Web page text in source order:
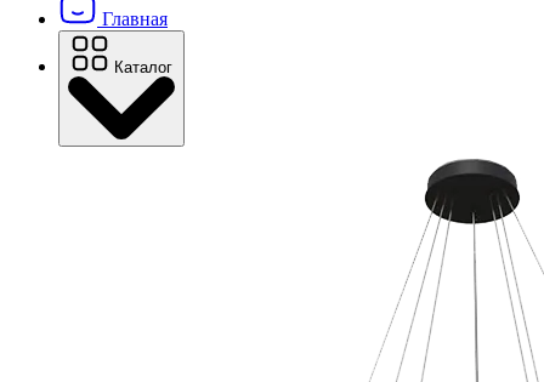
Главная
Каталог